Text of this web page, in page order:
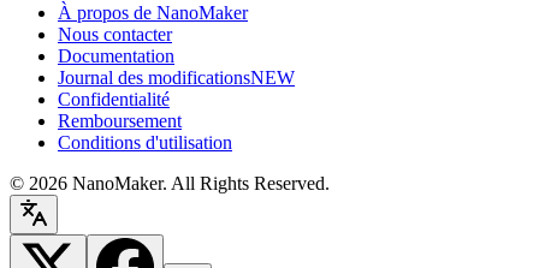
À propos de NanoMaker
Nous contacter
Documentation
Journal des modificationsNEW
Confidentialité
Remboursement
Conditions d'utilisation
© 2026 NanoMaker. All Rights Reserved.